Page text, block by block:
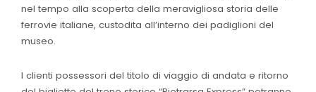
nel tempo alla scoperta della meravigliosa storia delle
ferrovie italiane, custodita all’interno dei padiglioni del
museo.
I clienti possessori del titolo di viaggio di andata e ritorno